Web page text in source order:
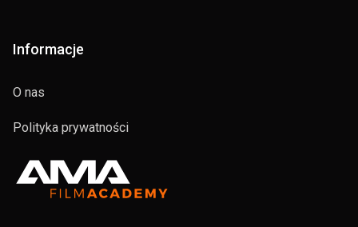
Informacje
O nas
Polityka prywatności